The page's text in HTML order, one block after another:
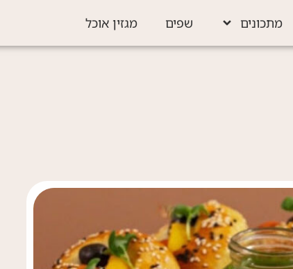
מתכונים שפים מגזין אוכל